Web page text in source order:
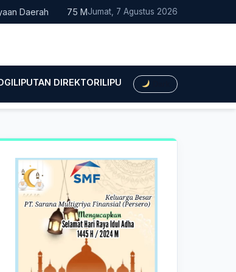
75 Mahasiswa Fakultas Hukum UMTS Resmi
Jumat, 7 Agustus 2026
LIPUTAN DIREKTORILIPUTAN HUKUMLIPUTAN